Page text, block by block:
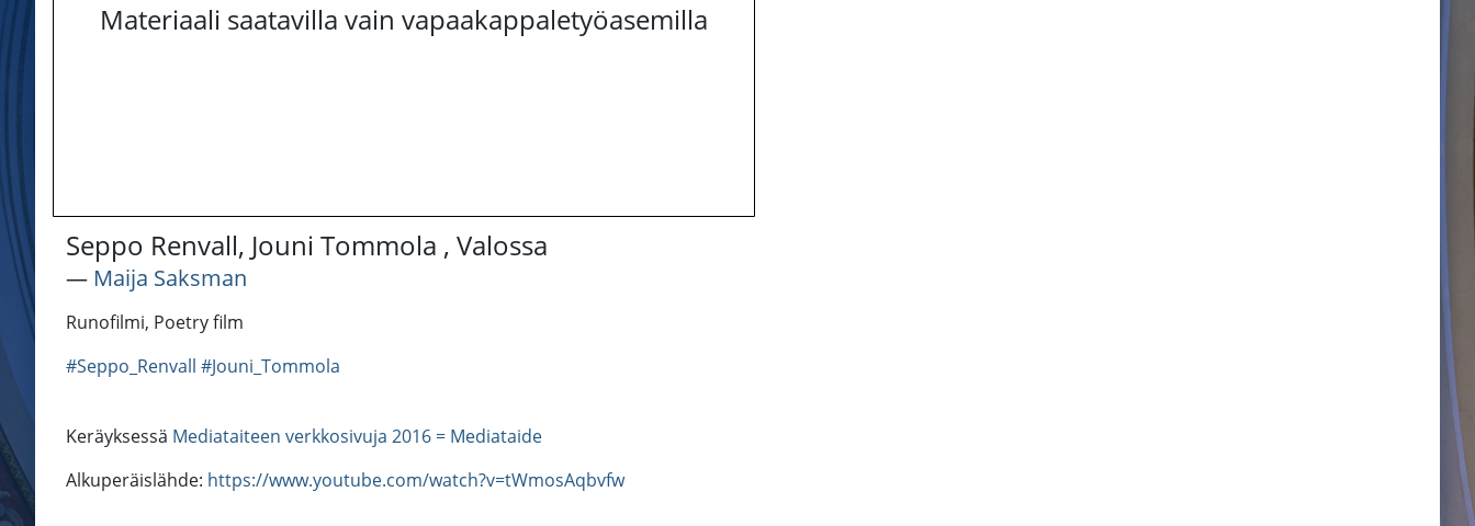
Materiaali saatavilla vain vapaakappaletyöasemilla
Seppo Renvall, Jouni Tommola , Valossa
― Maija Saksman
Runofilmi, Poetry film
#Seppo_Renvall #Jouni_Tommola
Keräyksessä Mediataiteen verkkosivuja 2016 = Mediataide
Alkuperäislähde: https://www.youtube.com/watch?v=tWmosAqbvfw